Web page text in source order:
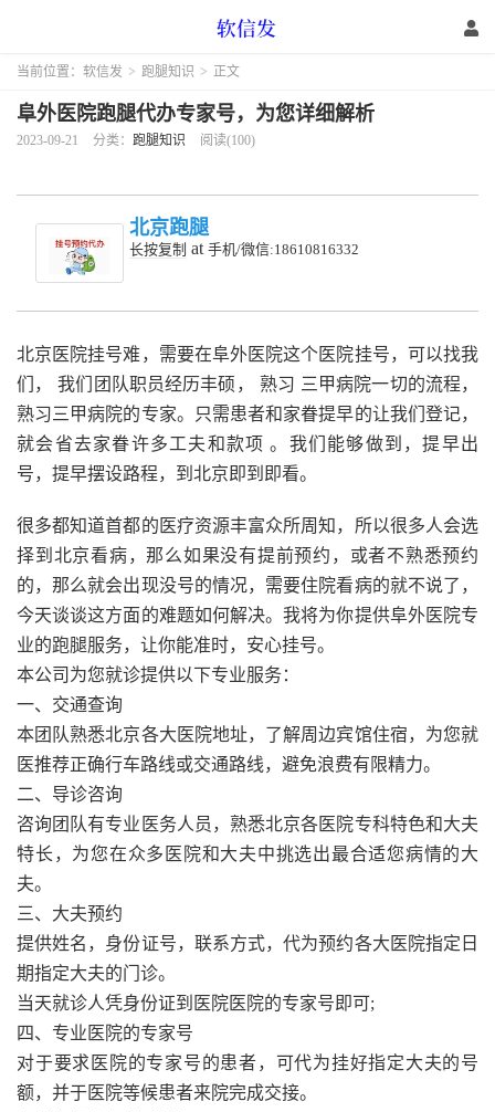
当前位置： 软信发 > 跑腿知识 > 正文
阜外医院跑腿代办专家号，为您详细解析
2023-09-21 分类： 跑腿知识 阅读(100)
北京跑腿
长按复制 at 手机/微信:18610816332
北京医院挂号难，需要在阜外医院这个医院挂号，可以找我
们，
我们团队职员经历丰硕， 熟习 三甲病院一切的流程，
熟习三甲病院的专家。只需患者和家眷提早的让我们登记，
就会省去家眷许多工夫和款项 。我们能够做到，提早出
号，提早摆设路程，到北京即到即看。
很多都知道首都的医疗资源丰富众所周知，所以很多人会选
择到北京看病，那么如果没有提前预约，或者不熟悉预约
的，那么就会出现没号的情况，需要住院看病的就不说了，
今天谈谈这方面的难题如何解决。我将为你提供阜外医院专
业的跑腿服务，让你能准时，安心挂号。
本公司为您就诊提供以下专业服务：
一、交通查询
本团队熟悉北京各大医院地址，了解周边宾馆住宿，为您就
医推荐正确行车路线或交通路线，避免浪费有限精力。
二、导诊咨询
咨询团队有专业医务人员，熟悉北京各医院专科特色和大夫
特长，为您在众多医院和大夫中挑选出最合适您病情的大
夫。
三、大夫预约
提供姓名，身份证号，联系方式，代为预约各大医院指定日
期指定大夫的门诊。
当天就诊人凭身份证到医院医院的专家号即可;
四、专业医院的专家号
对于要求医院的专家号的患者，可代为挂好指定大夫的号
额，并于医院等候患者来院完成交接。